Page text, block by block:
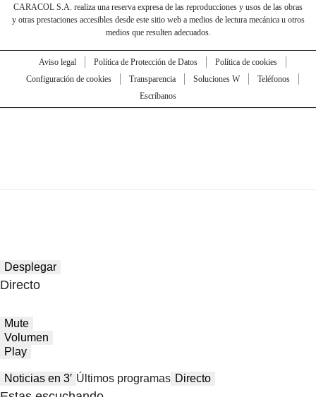
CARACOL S.A. realiza una reserva expresa de las reproducciones y usos de las obras
y otras prestaciones accesibles desde este sitio web a medios de lectura mecánica u otros
medios que resulten adecuados.
Aviso legal Política de Protección de Datos
Política de cookies
Configuración de cookies
Transparencia Soluciones W
Teléfonos
Escríbanos
Desplegar
Directo
Mute
Volumen
Play
Noticias en 3′ Últimos programas Directo